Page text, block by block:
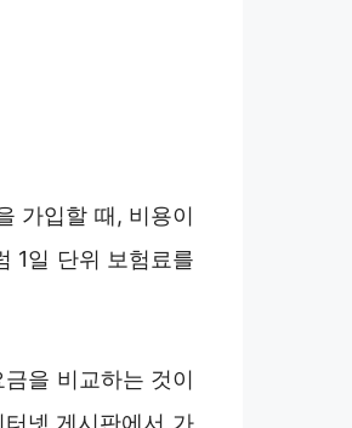
가입할 때, 비용이
1일 단위 보험료를
을 비교하는 것이